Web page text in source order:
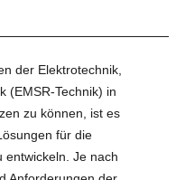
der Elektrotechnik,
(EMSR-Technik) in
zu können, ist es
für die
entwickeln. Je nach